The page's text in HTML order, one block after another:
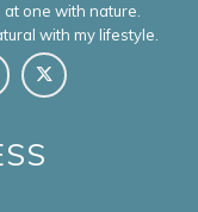
one with nature.
with my lifestyle.